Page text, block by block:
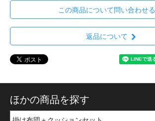
この商品について問い合わせる
返品について
ほかの商品を探す